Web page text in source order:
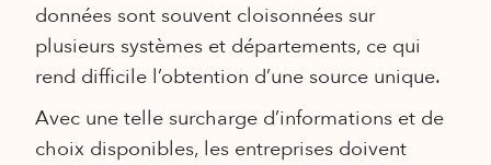
données sont souvent cloisonnées sur
plusieurs systèmes et départements, ce qui
rend difficile l’obtention d’une source unique.
Avec une telle surcharge d’informations et de
choix disponibles, les entreprises doivent